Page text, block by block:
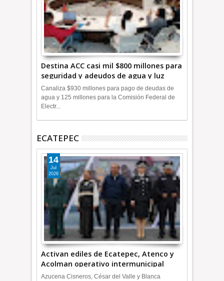
Destina ACC casi mil $800 millones para
seguridad y adeudos de agua y luz
+Video
Canaliza $930 millones para pago de deudas de
agua y 125 millones para la Comisión Federal de
Electr...
ECATEPEC
Activan ediles de Ecatepec, Atenco y
Acolman operativo intermunicipal
14
Jul
2026
Azucena Cisneros, César del Valle y Blanca